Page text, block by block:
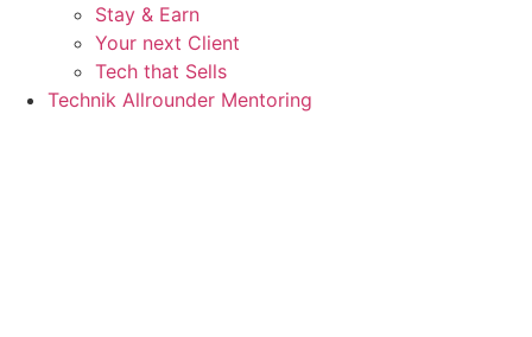
Stay & Earn
Your next Client
Tech that Sells
Technik Allrounder Mentoring